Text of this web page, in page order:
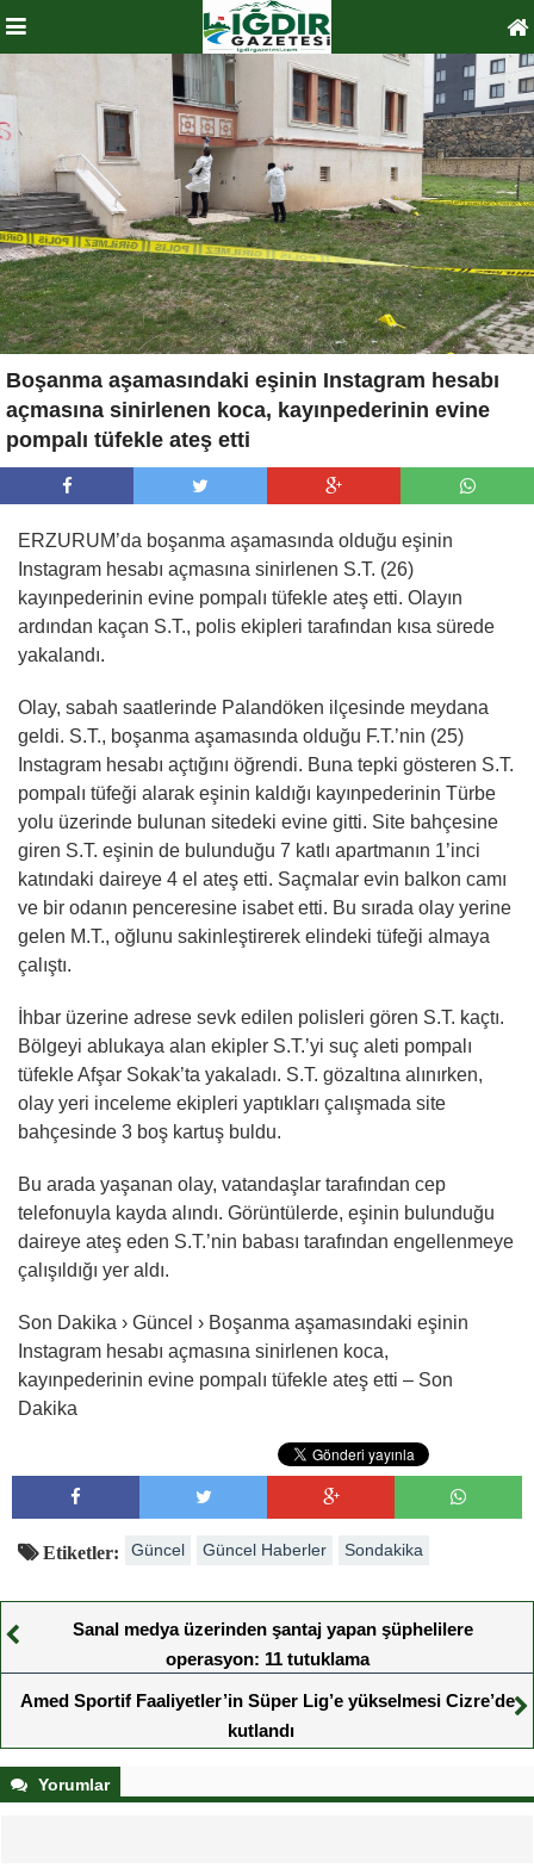
Boşanma aşamasındaki eşinin Instagram hesabı
açmasına sinirlenen koca, kayınpederinin evine
pompalı tüfekle ateş etti
ERZURUM’da boşanma aşamasında olduğu eşinin
Instagram hesabı açmasına sinirlenen S.T. (26)
kayınpederinin evine pompalı tüfekle ateş etti. Olayın
ardından kaçan S.T., polis ekipleri tarafından kısa sürede
yakalandı.
Olay, sabah saatlerinde Palandöken ilçesinde meydana
geldi. S.T., boşanma aşamasında olduğu F.T.’nin (25)
Instagram hesabı açtığını öğrendi. Buna tepki gösteren S.T.
pompalı tüfeği alarak eşinin kaldığı kayınpederinin Türbe
yolu üzerinde bulunan sitedeki evine gitti. Site bahçesine
giren S.T. eşinin de bulunduğu 7 katlı apartmanın 1’inci
katındaki daireye 4 el ateş etti. Saçmalar evin balkon camı
ve bir odanın penceresine isabet etti. Bu sırada olay yerine
gelen M.T., oğlunu sakinleştirerek elindeki tüfeği almaya
çalıştı.
İhbar üzerine adrese sevk edilen polisleri gören S.T. kaçtı.
Bölgeyi ablukaya alan ekipler S.T.’yi suç aleti pompalı
tüfekle Afşar Sokak’ta yakaladı. S.T. gözaltına alınırken,
olay yeri inceleme ekipleri yaptıkları çalışmada site
bahçesinde 3 boş kartuş buldu.
Bu arada yaşanan olay, vatandaşlar tarafından cep
telefonuyla kayda alındı. Görüntülerde, eşinin bulunduğu
daireye ateş eden S.T.’nin babası tarafından engellenmeye
çalışıldığı yer aldı.
Son Dakika › Güncel › Boşanma aşamasındaki eşinin
Instagram hesabı açmasına sinirlenen koca,
kayınpederinin evine pompalı tüfekle ateş etti – Son
Dakika
Etiketler: Güncel Güncel Haberler Sondakika
Sanal medya üzerinden şantaj yapan şüphelilere
operasyon: 11 tutuklama
Amed Sportif Faaliyetler’in Süper Lig’e yükselmesi Cizre’de
kutlandı
Yorumlar